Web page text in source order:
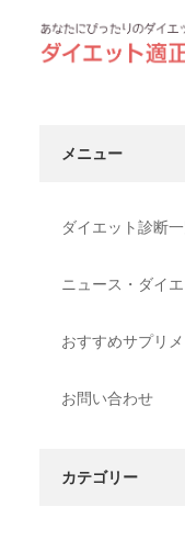
メニュー
ダイエット診断
ニュース・ダイ
おすすめサプリメ
お問い合わせ
カテゴリー